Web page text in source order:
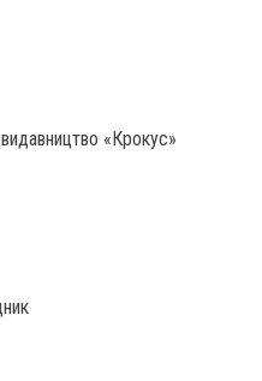
«Крокус»